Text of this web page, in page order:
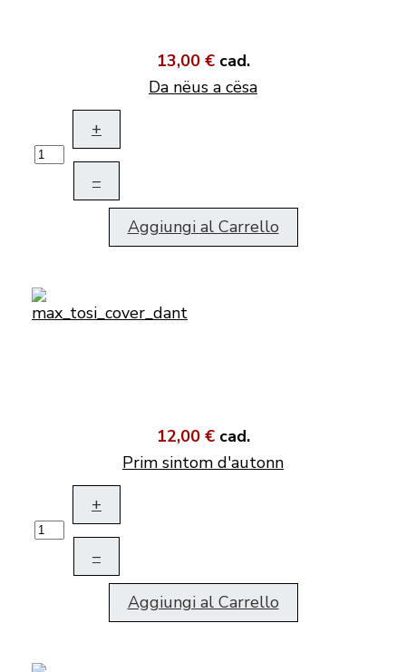
13,00 € cad.
Da nëus a cësa
+
–
Aggiungi al Carrello
12,00 € cad.
Prim sintom d'autonn
+
–
Aggiungi al Carrello